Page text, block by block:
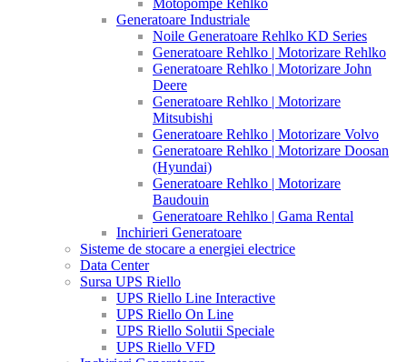
Motopompe Rehlko
Generatoare Industriale
Noile Generatoare Rehlko KD Series
Generatoare Rehlko | Motorizare Rehlko
Generatoare Rehlko | Motorizare John
Deere
Generatoare Rehlko | Motorizare
Mitsubishi
Generatoare Rehlko | Motorizare Volvo
Generatoare Rehlko | Motorizare Doosan
(Hyundai)
Generatoare Rehlko | Motorizare
Baudouin
Generatoare Rehlko | Gama Rental
Inchirieri Generatoare
Sisteme de stocare a energiei electrice
Data Center
Sursa UPS Riello
UPS Riello Line Interactive
UPS Riello On Line
UPS Riello Solutii Speciale
UPS Riello VFD